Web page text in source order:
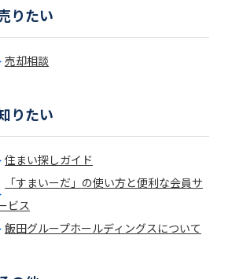
りたい
売却相談
りたい
住まい探しガイド
「すまいーだ」の使い方と便利な会員サ
ビス
飯田グループホールディングスについて